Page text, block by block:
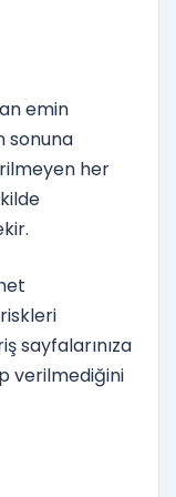
emin
sonuna
her
sayfalarınıza
verilmediğini